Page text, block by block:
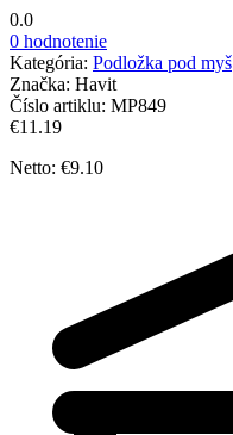
0.0
0 hodnotenie
Kategória: Podložka pod myš
Značka: Havit
Číslo artiklu: MP849
€11.19
Netto: €9.10